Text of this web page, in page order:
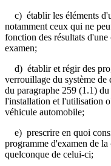
c) établir les éléments
notamment ceux qui ne
fonction des résultats
examen;
d) établir et régir des
verrouillage du système
du paragraphe 259 (1.1) du
l'installation et l'utilisation
véhicule automobile;
e) prescrire en quoi
programme d'examen de
quelconque de celui-ci;